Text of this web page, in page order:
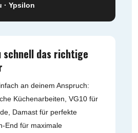
· Ypsilon
schnell das richtige
an deinem Anspruch:
Küchenarbeiten, VG10 für
Damast für perfekte
End für maximale